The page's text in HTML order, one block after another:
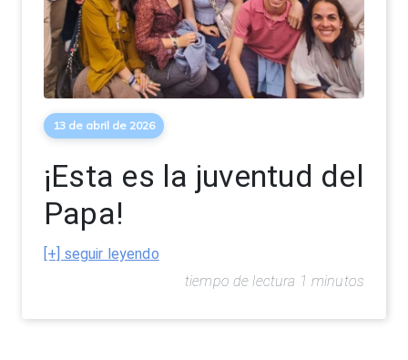
13 de abril de 2026
¡Esta es la juventud del
Papa!
[+] seguir leyendo
tiempo de lectura 1 minutos